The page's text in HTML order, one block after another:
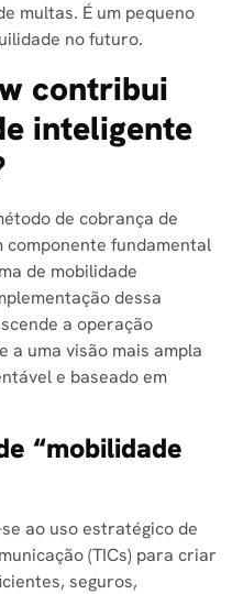
multas. É um pequeno
no futuro.
contribui
inteligente
de cobrança de
componente fundamental
de mobilidade
dessa
a operação
a uma visão mais ampla
e baseado em
“mobilidade
ao uso estratégico de
(TICs) para criar
seguros,